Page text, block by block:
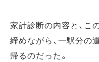
家計診断の内容と、こ
締めながら、一駅分の
帰るのだった。